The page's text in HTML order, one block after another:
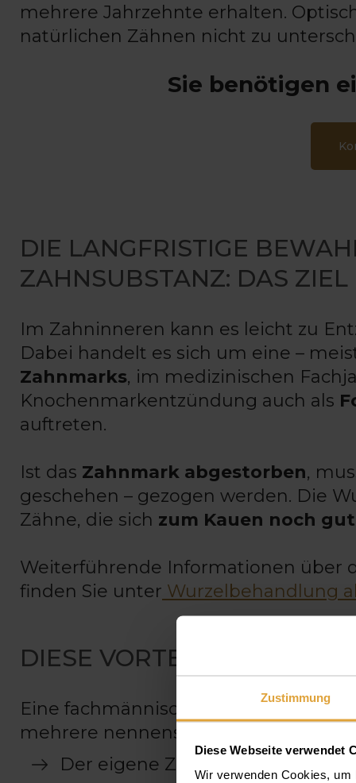
Zustimmung
Diese Webseite verwendet
Wir verwenden Cookies,
mehrere Jahrzehnte erhalten.
natürlichen Zähnen nicht zu
Sie benötigen
DIE LANGFRISTIGE
ZAHNSUBSTANZ: DAS
Im Zahninneren kann es leicht zu
Dabei handelt es sich um eine –
Zahnmarks, im medizinischen
Knochenmarkentzündung auch als
auftreten.
Ist das Zahnmark abgestorben,
geschehen – gezogen werden. Die
Zähne, die sich zum Kauen noch
Weiterführende Informationen über
finden Sie unter Wurzelbehandlung
DIESE VORTEILE HAT
Eine fachmännisch durchgeführte
mehrere nennenswerte Vorteile:
Der eigene Zahn wird erhalten